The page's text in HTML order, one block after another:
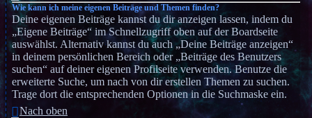
Wie kann ich meine eigenen Beiträge und Themen finden?
Deine eigenen Beiträge kannst du dir anzeigen lassen, indem du
„Eigene Beiträge“ im Schnellzugriff oben auf der Boardseite
auswählst. Alternativ kannst du auch „Deine Beiträge anzeigen“
in deinem persönlichen Bereich oder „Beiträge des Benutzers
suchen“ auf deiner eigenen Profilseite verwenden. Benutze die
erweiterte Suche, um nach von dir erstellen Themen zu suchen.
Trage dort die entsprechenden Optionen in die Suchmaske ein.
Nach oben